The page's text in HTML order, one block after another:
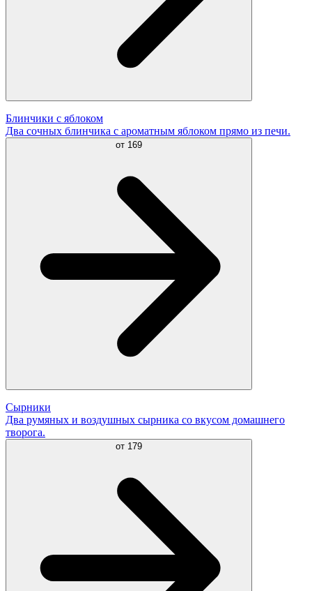
Блинчики с яблоком
Два сочных блинчика с ароматным яблоком прямо из печи.
от 169
Сырники
Два румяных и воздушных сырника со вкусом домашнего
творога.
от 179